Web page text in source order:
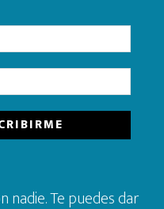
Te puedes dar